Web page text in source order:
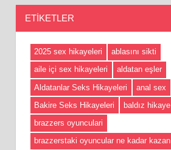
ETIKETLER
2025 sex hikayeleri
ablasını sikti
aile içi sex hikayeleri
aldatan eşler
Aldatanlar Seks Hikayeleri
anal sex
Bakire Seks Hikayeleri
baldız hikaye
brazzers oyunculari
brazzerstaki oyuncular ne kadar